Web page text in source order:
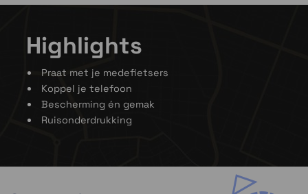
Sena utility App
installeren. Met de Sena Smartphone app
naar jouw wensen en je
Highlights
Praat met je medefietsers
Koppel je telefoon
Bescherming én gemak
Ruisonderdrukking